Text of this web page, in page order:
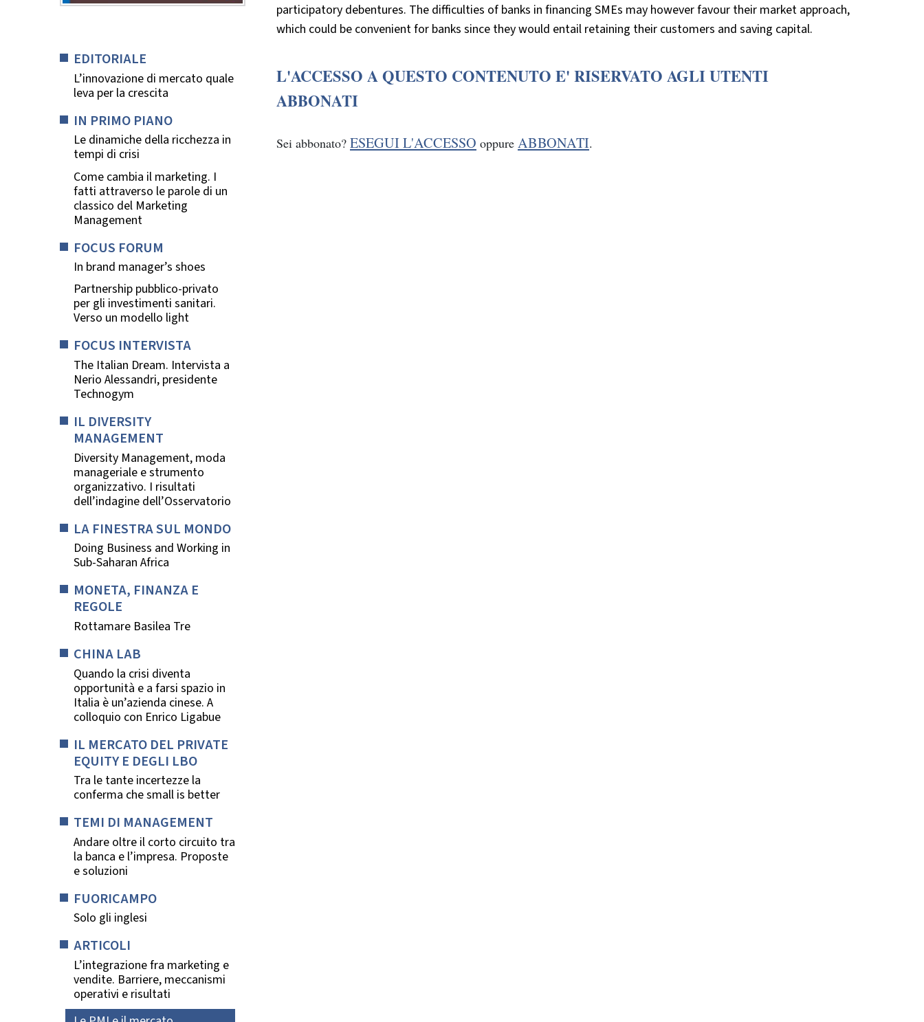
EDITORIALE
L’innovazione di mercato quale
leva per la crescita
IN PRIMO PIANO
Le dinamiche della ricchezza in
tempi di crisi
Come cambia il marketing. I
fatti attraverso le parole di un
classico del Marketing
Management
FOCUS FORUM
In brand manager’s shoes
Partnership pubblico-privato
per gli investimenti sanitari.
Verso un modello light
FOCUS INTERVISTA
The Italian Dream. Intervista a
Nerio Alessandri, presidente
Technogym
IL DIVERSITY
MANAGEMENT
Diversity Management, moda
manageriale e strumento
organizzativo. I risultati
dell’indagine dell’Osservatorio
LA FINESTRA SUL MONDO
Doing Business and Working in
Sub-Saharan Africa
MONETA, FINANZA E
REGOLE
Rottamare Basilea Tre
CHINA LAB
Quando la crisi diventa
opportunità e a farsi spazio in
Italia è un’azienda cinese. A
colloquio con Enrico Ligabue
IL MERCATO DEL PRIVATE
EQUITY E DEGLI LBO
Tra le tante incertezze la
conferma che small is better
TEMI DI MANAGEMENT
Andare oltre il corto circuito tra
la banca e l’impresa. Proposte
e soluzioni
FUORICAMPO
Solo gli inglesi
ARTICOLI
L’integrazione fra marketing e
vendite. Barriere, meccanismi
operativi e risultati
participatory debentures. The difficulties of banks in financing SMEs may however favour their market approach,
which could be convenient for banks since they would entail retaining their customers and saving capital.
L'ACCESSO A QUESTO CONTENUTO E' RISERVATO AGLI UTENTI
ABBONATI
Sei abbonato? ESEGUI L'ACCESSO oppure ABBONATI.